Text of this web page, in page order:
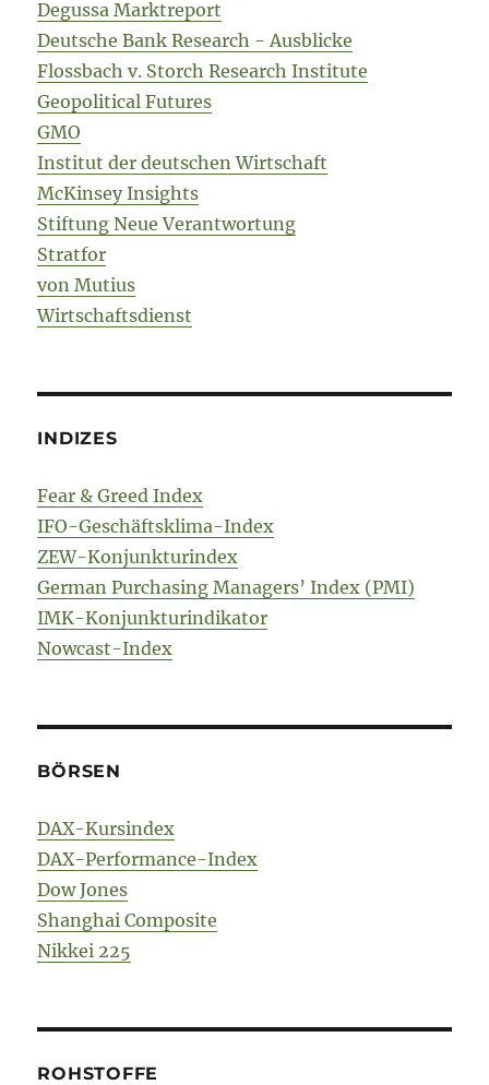
Degussa Marktreport
Deutsche Bank Research - Ausblicke
Flossbach v. Storch Research Institute
Geopolitical Futures
GMO
Institut der deutschen Wirtschaft
McKinsey Insights
Stiftung Neue Verantwortung
Stratfor
von Mutius
Wirtschaftsdienst
INDIZES
Fear & Greed Index
IFO-Geschäftsklima-Index
ZEW-Konjunkturindex
German Purchasing Managers’ Index (PMI)
IMK-Konjunkturindikator
Nowcast-Index
BÖRSEN
DAX-Kursindex
DAX-Performance-Index
Dow Jones
Shanghai Composite
Nikkei 225
ROHSTOFFE